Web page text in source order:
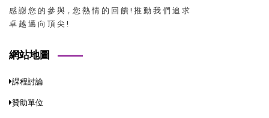
感 謝 您 的 參 與，您 熱 情 的 回 饋 ! 推 動 我 們 追 求
卓 越 邁 向 頂 尖 !
網站地圖
課程討論
贊助單位